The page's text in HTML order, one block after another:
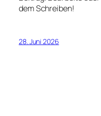
dem Schreiben!
28. Juni 2026